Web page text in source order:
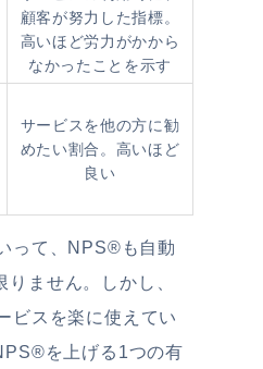
顧客が努力した指標。
高いほど労力がかから
なかったことを示す
サービスを他の方に勧
めたい割合。高いほど
良い
って、NPS®︎も自動
ません。しかし、
ビスを楽に使えてい
を上げる1つの有